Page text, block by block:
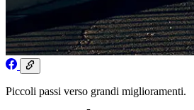
Piccoli passi verso grandi miglioramenti.